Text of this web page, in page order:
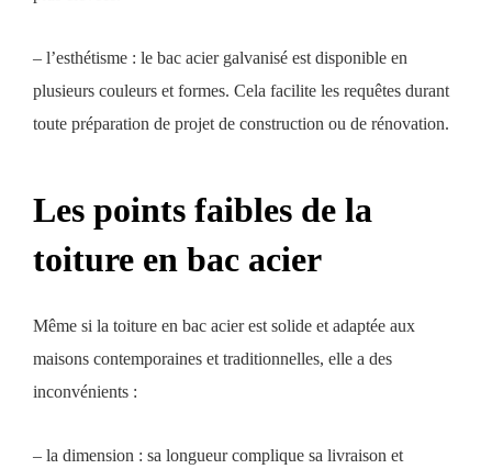
– l’esthétisme : le bac acier galvanisé est disponible en
plusieurs couleurs et formes. Cela facilite les requêtes durant
toute préparation de projet de construction ou de rénovation.
Les points faibles de la
toiture en bac acier
Même si la toiture en bac acier est solide et adaptée aux
maisons contemporaines et traditionnelles, elle a des
inconvénients :
– la dimension : sa longueur complique sa livraison et